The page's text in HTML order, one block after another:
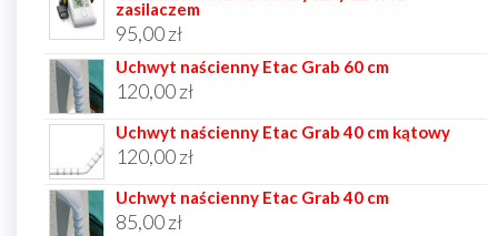
zasilaczem
95,00zł
Uchwyt naścienny Etac Grab 60 cm
120,00zł
Uchwyt naścienny Etac Grab 40 cm kątowy
120,00zł
Uchwyt naścienny Etac Grab 40 cm
85,00zł